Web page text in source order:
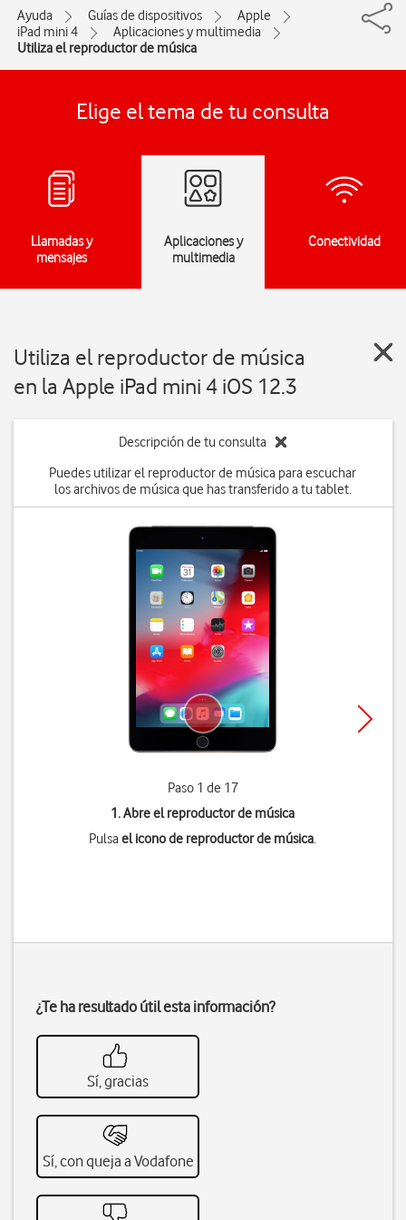
Ayuda Guías de dispositivos
Apple
iPad mini 4
Aplicaciones y multimedia
Utiliza el reproductor de música
Elige el tema de tu consulta
Llamadas y
mensajes
Aplicaciones y
multimedia
Conectividad
Utiliza el reproductor de música
en la Apple iPad mini 4 iOS 12.3
Descripción de tu consulta
Puedes utilizar el reproductor de música para escuchar
los archivos de música que has transferido a tu tablet.
Paso 1 de 17
1. Abre el reproductor de música
Pulsael icono de reproductor de música.
¿Te ha resultado útil esta información?
Sí, gracias
Sí, con queja a Vodafone